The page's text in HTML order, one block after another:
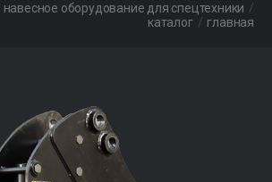
главная
каталог
навесное оборудование для спецтехники